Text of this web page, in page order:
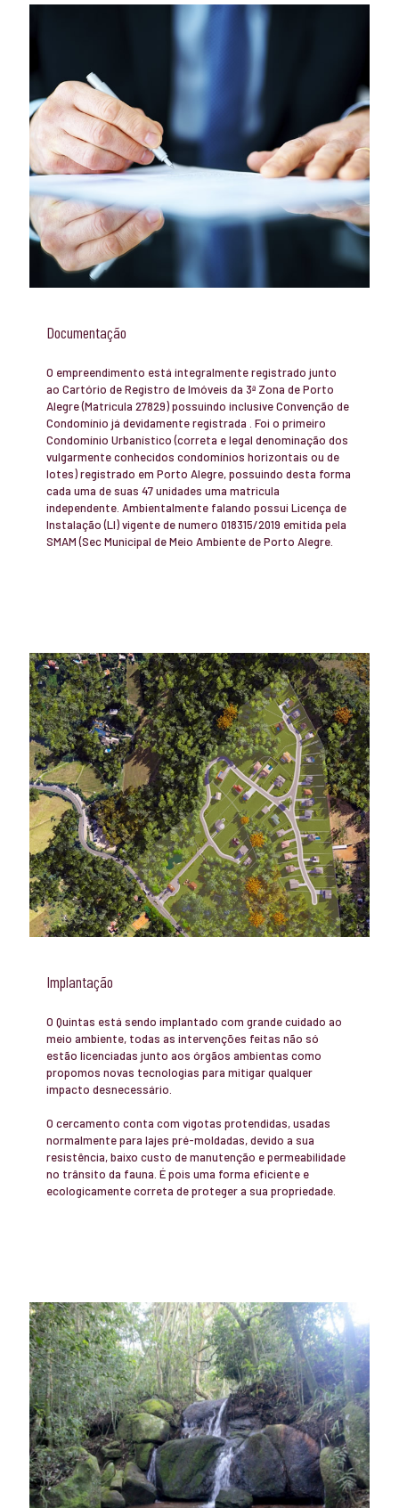
Documentação
O empreendimento está integralmente registrado junto
ao Cartório de Registro de Imóveis da 3ª Zona de Porto
Alegre (Matricula 27829) possuindo inclusive Convenção de
Condomínio já devidamente registrada . Foi o primeiro
Condomínio Urbanístico (correta e legal denominação dos
vulgarmente conhecidos condomínios horizontais ou de
lotes) registrado em Porto Alegre, possuindo desta forma
cada uma de suas 47 unidades uma matricula
independente. Ambientalmente falando possui Licença de
Instalação (LI) vigente de numero 018315/2019 emitida pela
SMAM (Sec Municipal de Meio Ambiente de Porto Alegre.
Implantação
O Quintas está sendo implantado com grande cuidado ao
meio ambiente, todas as intervenções feitas não só
estão licenciadas junto aos órgãos ambientas como
propomos novas tecnologias para mitigar qualquer
impacto desnecessário.
O cercamento conta com vigotas protendidas, usadas
normalmente para lajes pré-moldadas, devido a sua
resistência, baixo custo de manutenção e permeabilidade
no trânsito da fauna. É pois uma forma eficiente e
ecologicamente correta de proteger a sua propriedade.